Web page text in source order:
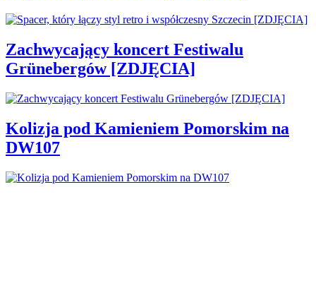
Zachwycający koncert Festiwalu
Grünebergów [ZDJĘCIA]
Kolizja pod Kamieniem Pomorskim na
DW107